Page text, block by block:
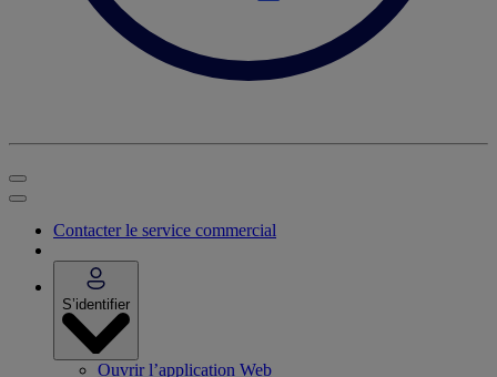
Contacter le service commercial
S’identifier
Ouvrir l’application Web